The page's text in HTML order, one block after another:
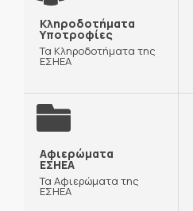
Κληροδοτήματα
Υποτροφίες
Τα Κληροδοτήματα της
ΕΣΗΕΑ
Αφιερώματα
ΕΣΗΕΑ
Τα Αφιερώματα της
ΕΣΗΕΑ